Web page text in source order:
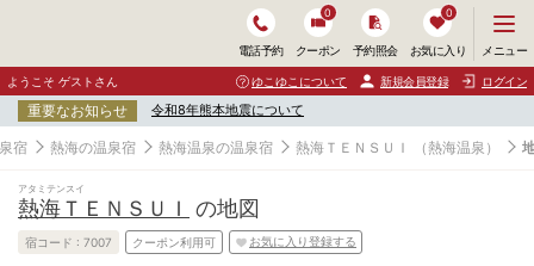
電話予約 クーポン
0
予約照会 お気に入り
0
ニ
ュ
ー
開
く
メニュー
ようこそ ゲストさん ゆこゆこについて 新規会員登録 ログイン
重要なお知らせ 令和8年熊本地震について
宿 熱海の温泉宿 熱海温泉の温泉宿 熱海ＴＥＮＳＵＩ （熱海温泉）
アタミテンスイ
熱海ＴＥＮＳＵＩ の地図
宿コード : 7007 クーポン利用可 お気に入り登録する